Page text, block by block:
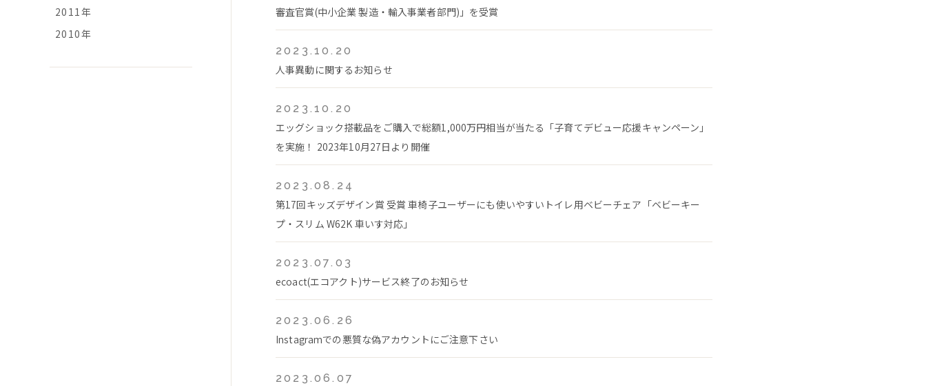
審査官賞(中小企業 製造・輸入事業者部門)」を受賞
2023.10.20
人事異動に関するお知らせ
2023.10.20
エッグショック搭載品をご購入で総額1,000万円相当が当たる「子育てデビュー応援キャンペーン」
を実施！ 2023年10月27日より開催
2023.08.24
第17回キッズデザイン賞 受賞 車椅子ユーザーにも使いやすいトイレ用ベビーチェア「ベビーキー
プ・スリム W62K 車いす対応」
2023.07.03
ecoact(エコアクト)サービス終了のお知らせ
2023.06.26
Instagramでの悪質な偽アカウントにご注意下さい
2023.06.07
2011年
2010年